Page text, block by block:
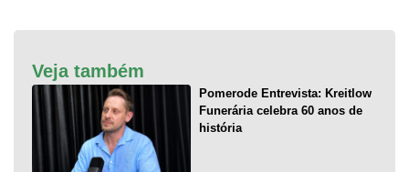
Veja também
Pomerode Entrevista: Kreitlow
Funerária celebra 60 anos de
história